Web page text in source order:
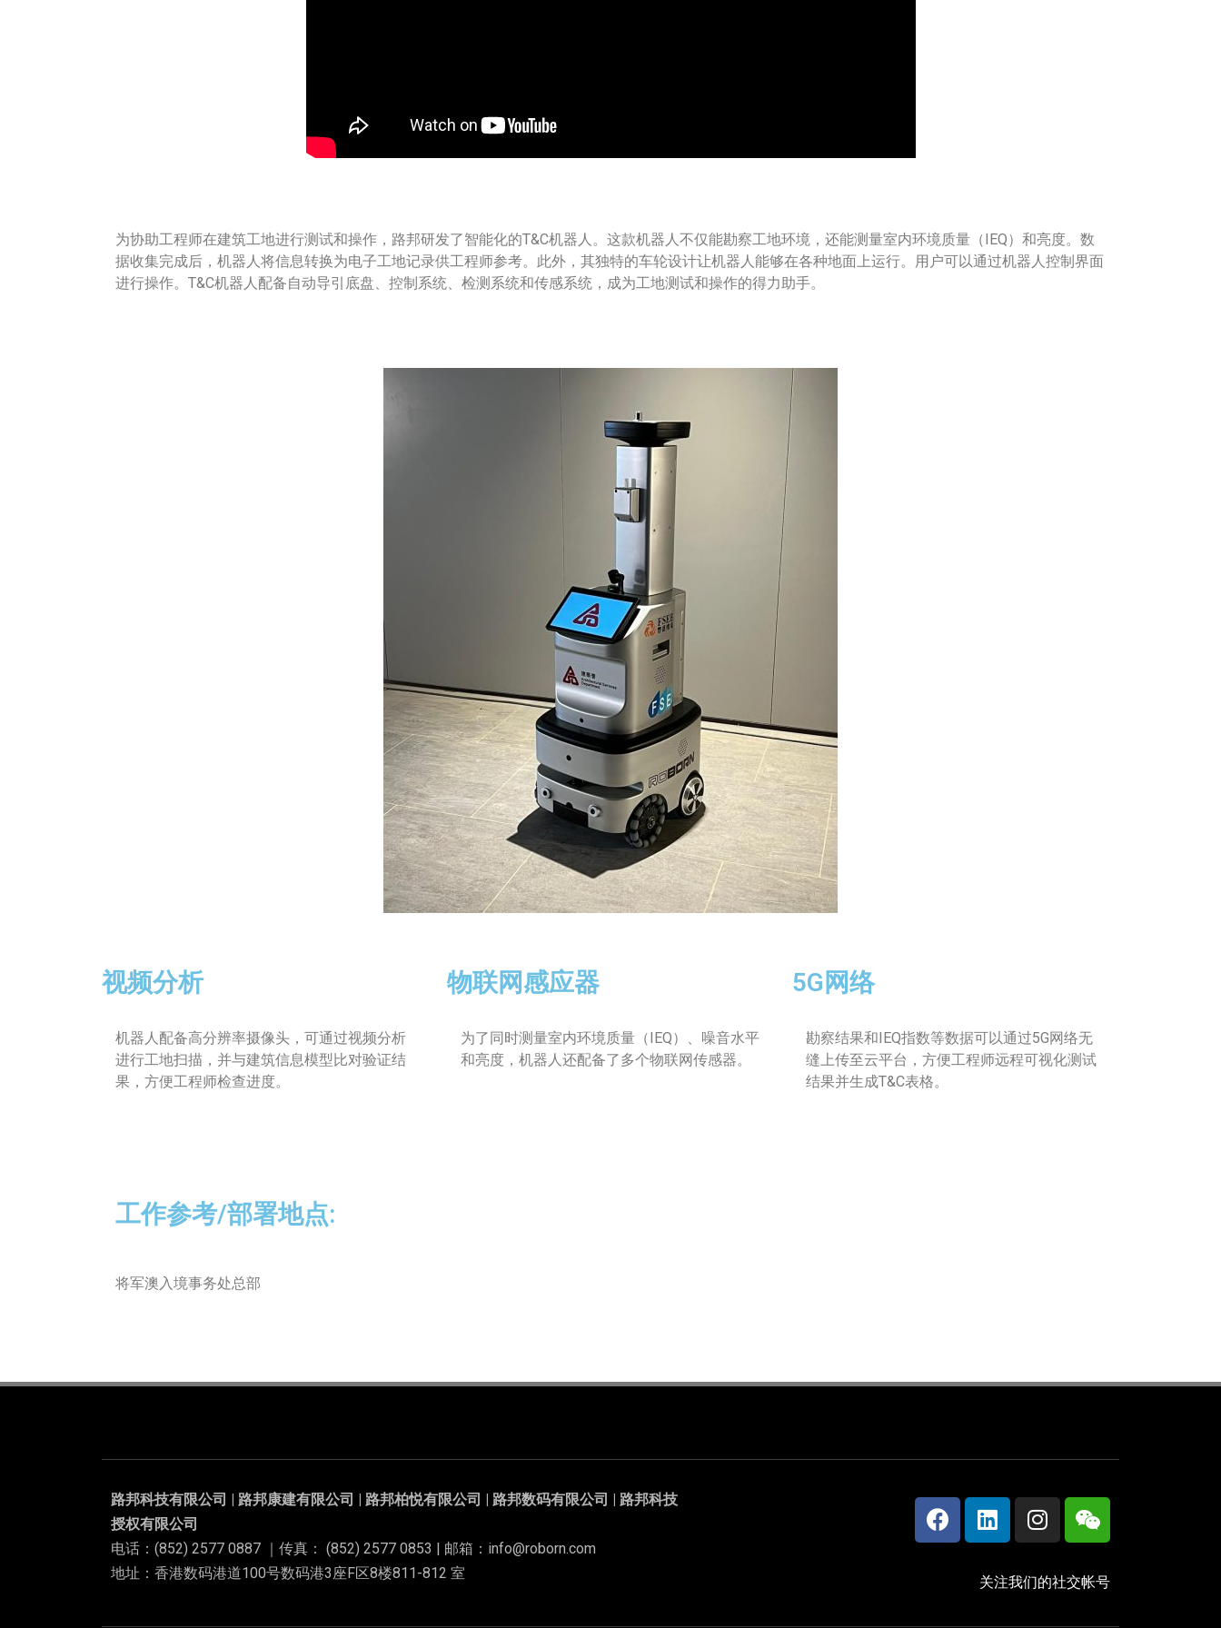
为协助工程师在建筑工地进行测试和操作，路邦研发了智能化的T&C机器人。这款机器人不仅能勘察工地环境，还能测量室内环境质量（IEQ）和亮度。数
据收集完成后，机器人将信息转换为电子工地记录供工程师参考。此外，其独特的车轮设计让机器人能够在各种地面上运行。用户可以通过机器人控制界面
进行操作。T&C机器人配备自动导引底盘、控制系统、检测系统和传感系统，成为工地测试和操作的得力助手。
视频分析
机器人配备高分辨率摄像头，可通过视频分析
进行工地扫描，并与建筑信息模型比对验证结
果，方便工程师检查进度。
物联网感应器
为了同时测量室内环境质量（IEQ）、噪音水平
和亮度，机器人还配备了多个物联网传感器。
5G网络
勘察结果和IEQ指数等数据可以通过5G网络无
缝上传至云平台，方便工程师远程可视化测试
结果并生成T&C表格。
工作参考/部署地点:
将军澳入境事务处总部
路邦科技有限公司 | 路邦康建有限公司 | 路邦柏悦有限公司 | 路邦数码有限公司 | 路邦科技
授权有限公司
电话：(852) 2577 0887 ｜传真： (852) 2577 0853 | 邮箱：info@roborn.com
地址：香港数码港道100号数码港3座F区8楼811-812 室
关注我们的社交帐号